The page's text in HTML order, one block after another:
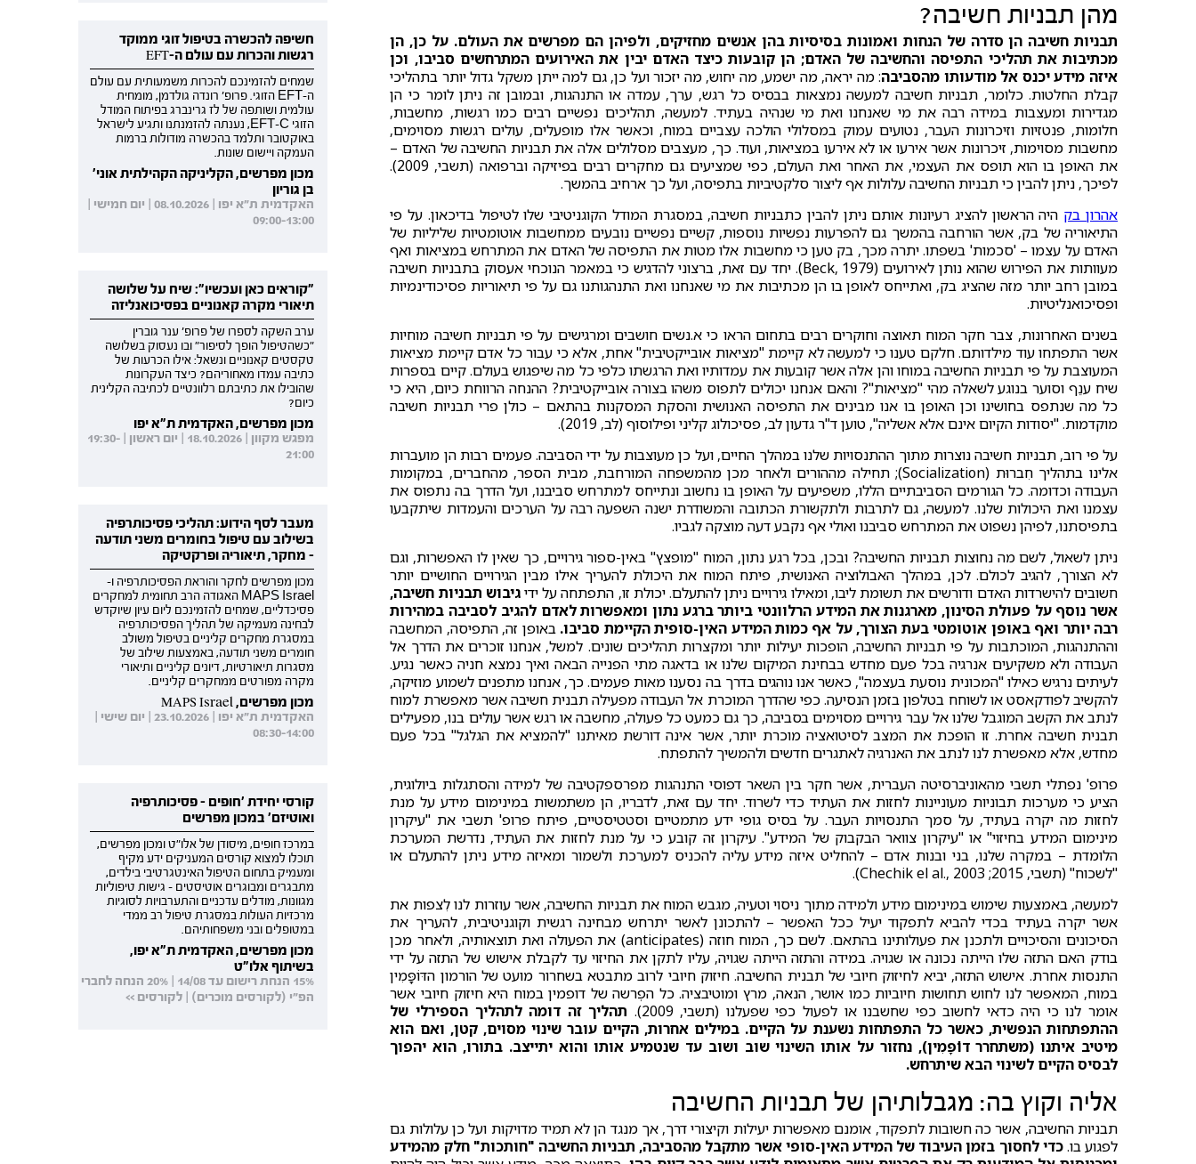
מהן תבניות חשיבה?
תבניות חשיבה הן סדרה של הנחות ואמונות בסיסיות בהן אנשים מחזיקים, ולפיהן הם מפרשים את העולם. על כן, הן
מכתיבות את תהליכי התפיסה והחשיבה של האדם; הן קובעות כיצד האדם יבין את האירועים המתרחשים סביבו, וכן
איזה מידע יכנס אל מודעותו מהסביבה: מה יראה, מה ישמע, מה יחוש, מה יזכור ועל כן, גם למה ייתן משקל גדול יותר בתהליכי
קבלת החלטות. כלומר, תבניות חשיבה למעשה נמצאות בבסיס כל רגש, ערך, עמדה או התנהגות, ובמובן זה ניתן לומר כי הן
מגדירות ומעצבות במידה רבה את מי שאנחנו ואת מי שנהיה בעתיד. למעשה, תהליכים נפשיים רבים כמו רגשות, מחשבות,
חלומות, פנטזיות וזיכרונות העבר, נטועים עמוק במסלולי הולכה עצביים במוח, וכאשר אלו מופעלים, עולים רגשות מסוימים,
מחשבות מסוימות, זיכרונות אשר אירעו או לא אירעו במציאות, ועוד. כך, מעצבים מסלולים אלה את תבניות החשיבה של האדם –
את האופן בו הוא תופס את העצמי, את האחר ואת העולם, כפי שמציעים גם מחקרים רבים בפיזיקה וברפואה (תשבי, 2009).
לפיכך, ניתן להבין כי תבניות החשיבה עלולות אף ליצור סלקטיביות בתפיסה, ועל כך ארחיב בהמשך.
אהרון בק היה הראשון להציג רעיונות אותם ניתן להבין כתבניות חשיבה, במסגרת המודל הקוגניטיבי שלו לטיפול בדיכאון. על פי
התיאוריה של בק, אשר הורחבה בהמשך גם להפרעות נפשיות נוספות, קשיים נפשיים נובעים ממחשבות אוטומטיות שליליות של
האדם על עצמו – 'סכמות' בשפתו. יתרה מכך, בק טען כי מחשבות אלו מטות את התפיסה של האדם את המתרחש במציאות ואף
מעוותות את הפירוש שהוא נותן לאירועים (Beck, 1979). יחד עם זאת, ברצוני להדגיש כי במאמר הנוכחי אעסוק בתבניות חשיבה
במובן רחב יותר מזה שהציג בק, ואתייחס לאופן בו הן מכתיבות את מי שאנחנו ואת התנהגותנו גם על פי תיאוריות פסיכודינמיות
ופסיכואנליטיות.
בשנים האחרונות, צבר חקר המוח תאוצה וחוקרים רבים בתחום הראו כי א.נשים חושבים ומרגישים על פי תבניות חשיבה מוחיות
אשר התפתחו עוד מילדותם. חלקם טענו כי למעשה לא קיימת "מציאות אובייקטיבית" אחת, אלא כי עבור כל אדם קיימת מציאות
המעוצבת על פי תבניות החשיבה במוחו והן אלה אשר קובעות את עמדותיו ואת הרגשתו כלפי כל מה שיפגוש בעולם. קיים בספרות
שיח ענֵף וסוער בנוגע לשאלה מהי "מציאות"? והאם אנחנו יכולים לתפוס משהו בצורה אובייקטיבית? ההנחה הרווחת כיום, היא כי
כל מה שנתפס בחושינו וכן האופן בו אנו מבינים את התפיסה האנושית והסקת המסקנות בהתאם – כולן פרי תבניות חשיבה
מוקדמות. "יסודות הקיום אינם אלא אשליה", טוען ד"ר גדעון לב, פסיכולוג קליני ופילוסוף (לב, 2019).
על פי רוב, תבניות חשיבה נוצרות מתוך ההתנסויות שלנו במהלך החיים, ועל כן מעוצבות על ידי הסביבה. פעמים רבות הן מועברות
אלינו בתהליך חִברוּת (Socialization); תחילה מההורים ולאחר מכן מהמשפחה המורחבת, מבית הספר, מהחברים, במקומות
העבודה וכדומה. כל הגורמים הסביבתיים הללו, משפיעים על האופן בו נחשוב ונתייחס למתרחש סביבנו, ועל הדרך בה נתפוס את
עצמנו ואת היכולות שלנו. למעשה, גם לתרבות ולתקשורת הכתובה והמשודרת ישנה השפעה רבה על הערכים והעמדות שיתקבעו
בתפיסתנו, לפיהן נשפוט את המתרחש סביבנו ואולי אף נקבע דעה מוצקה לגביו.
ניתן לשאול, לשם מה נחוצות תבניות החשיבה? ובכן, בכל רגע נתון, המוח "מופצץ" באין-ספור גירויים, כך שאין לו האפשרות, וגם
לא הצורך, להגיב לכולם. לכן, במהלך האבולוציה האנושית, פיתח המוח את היכולת להעריך אילו מבין הגירויים החושיים יותר
חשובים להישרדות האדם ודורשים את תשומת ליבו, ומאילו גירויים ניתן להתעלם. יכולת זו, התפתחה על ידיגיבוש תבניות חשיבה,
אשר נוסף על פעולת הסינון, מארגנות את המידע הרלוונטי ביותר ברגע נתון ומאפשרות לאדם להגיב לסביבה במהירות
רבה יותר ואף באופן אוטומטי בעת הצורך, על אף כמות המידע האין-סופית הקיימת סביבו. באופן זה, התפיסה, המחשבה
וההתנהגות, המוכתבות על פי תבניות החשיבה, הופכות יעילות יותר ומקצרות תהליכים שונים. למשל, אנחנו זוכרים את הדרך אל
העבודה ולא משקיעים אנרגיה בכל פעם מחדש בבחינת המיקום שלנו או בדאגה מתי הפנייה הבאה ואיך נמצא חניה כאשר נגיע.
לעיתים נרגיש כאילו "המכונית נוסעת בעצמה", כאשר אנו נוהגים בדרך בה נסענו מאות פעמים. כך, אנחנו מתפנים לשמוע מוזיקה,
להקשיב לפודקאסט או לשוחח בטלפון בזמן הנסיעה. כפי שהדרך המוכרת אל העבודה מפעילה תבנית חשיבה אשר מאפשרת למוח
לנתב את הקשב המוגבל שלנו אל עבר גירויים מסוימים בסביבה, כך גם כמעט כל פעולה, מחשבה או רגש אשר עולים בנו, מפעילים
תבנית חשיבה אחרת. זו הופכת את המצב לסיטואציה מוכרת יותר, אשר אינה דורשת מאיתנו "להמציא את הגלגל" בכל פעם
מחדש, אלא מאפשרת לנו לנתב את האנרגיה לאתגרים חדשים ולהמשיך להתפתח.
פרופ' נפתלי תשבי מהאוניברסיטה העברית, אשר חקר בין השאר דפוסי התנהגות מפרספקטיבה של למידה והסתגלות ביולוגית,
הציע כי מערכות תבוניות מעוניינות לחזות את העתיד כדי לשרוד. יחד עם זאת, לדבריו, הן משתמשות במינימום מידע על מנת
לחזות מה יקרה בעתיד, על סמך התנסויות העבר. על בסיס גופי ידע מתמטיים וסטטיסטיים, פיתח פרופ' תשבי את "עיקרון
מינימום המידע בחיזוי" או "עיקרון צוואר הבקבוק של המידע". עיקרון זה קובע כי על מנת לחזות את העתיד, נדרשת המערכת
הלומדת – במקרה שלנו, בני ובנות אדם – להחליט איזה מידע עליה להכניס למערכת ולשמור ומאיזה מידע ניתן להתעלם או
"לשכוח" (תשבי, 2015; Chechik el al., 2003).
למעשה, באמצעות שימוש במינימום מידע ולמידה מתוך ניסוי וטעיה, מגבש המוח את תבניות החשיבה, אשר עוזרות לנו לִצפות את
אשר יקרה בעתיד בכדי להביא לתפקוד יעיל ככל האפשר – להתכונן לאשר יתרחש מבחינה רגשית וקוגניטיבית, להעריך את
הסיכונים והסיכויים ולתכנן את פעולותינו בהתאם. לשם כך, המוח חוזה (anticipates) את הפעולה ואת תוצאותיה, ולאחר מכן
בודק האם התזה שלו הייתה נכונה או שגויה. במידה והתזה הייתה שגויה, עליו לתקן את החיזוי עד לקבלת אישוש של התזה על ידי
התנסות אחרת. אישוש התזה, יביא לחיזוק חיובי של תבנית החשיבה. חיזוק חיובי לרוב מתבטא בשחרור מועט של הורמון הדּוֹפָּמִין
במוח, המאפשר לנו לחוש תחושות חיוביות כמו אושר, הנאה, מרץ ומוטיבציה. כל הפְרשה של דופמין במוח היא חיזוק חיובי אשר
אומר לנו כי היה כדאי לחשוב כפי שחשבנו או לפעול כפי שפעלנו (תשבי, 2009).
תהליך זה דומה לתהליך הספירלי של
ההתפתחות הנפשית, כאשר כל התפתחות נשענת על הקיים. במילים אחרות, הקיים עובר שינוי מסוים, קטן, ואם הוא
מיטיב איתנו (משתחרר דו̇פָּמִין), נחזור על אותו השינוי שוב ושוב עד שנטמיע אותו והוא יתייצב. בתורו, הוא יהפוך
לבסיס הקיים לשינוי הבא שיתרחש.
אליה וקוץ בה: מגבלותיהן של תבניות החשיבה
תבניות החשיבה, אשר כה חשובות לתפקוד, אומנם מאפשרות יעילות וקיצורי דרך, אך מנגד הן לא תמיד מדויקות ועל כן עלולות גם
לפגוע בו.כדי לחסוך בזמן העיבוד של המידע האין-סופי אשר מתקבל מהסביבה, תבניות החשיבה "חותכות" חלק מהמידע
חשיפה להכשרה בטיפול זוגי ממוקד
רגשות והכרות עם עולם ה-EFT
שמחים להזמינכם להכרות משמעותית עם עולם
ה-EFT הזוגי. פרופ' רונדה גולדמן, מומחית
עולמית ושותפה של לז גרינברג בפיתוח המודל
הזוגי EFT-C, נענתה להזמנתנו ותגיע לישראל
באוקטובר ותלמד בהכשרה מודולות ברמות
העמקה ויישום שונות.
מכון מפרשים, הקליניקה הקהילתית אוני'
בן גוריון
האקדמית ת"א יפו | 08.10.2026 | יום חמישי |
09:00-13:00
"קוראים כאן ועכשיו": שיח על שלושה
תיאורי מקרה קאנוניים בפסיכואנליזה
ערב השקה לספרו של פרופ' ענר גוברין
"כשהטיפול הופך לסיפור" ובו נעסוק בשלושה
טקסטים קאנוניים ונשאל: אילו הכרעות של
כתיבה עמדו מאחוריהם? כיצד העקרונות
שהובילו את כתיבתם רלוונטיים לכתיבה הקלינית
כיום?
מכון מפרשים, האקדמית ת"א יפו
מפגש מקוון | 18.10.2026 | יום ראשון | 19:30-
21:00
מעבר לסף הידוע: תהליכי פסיכותרפיה
בשילוב עם טיפול בחומרים משני תודעה
- מחקר, תיאוריה ופרקטיקה
מכון מפרשים לחקר והוראת הפסיכותרפיה ו-
MAPS Israel האגודה הרב תחומית למחקרים
פסיכדליים, שמחים להזמינכם ליום עיון שיוקדש
לבחינה מעמיקה של תהליך הפסיכותרפיה
במסגרת מחקרים קליניים בטיפול משולב
חומרים משני תודעה, באמצעות שילוב של
מסגרות תיאורטיות, דיונים קליניים ותיאורי
מקרה מפורטים ממחקרים קליניים.
מכון מפרשים, MAPS Israel
האקדמית ת"א יפו | 23.10.2026 | יום שישי |
08:30-14:00
קורסי יחידת 'חופים - פסיכותרפיה
ואוטיזם' במכון מפרשים
במרכז חופים, מיסודן של אלו"ט ומכון מפרשים,
תוכלו למצוא קורסים המעניקים ידע מקיף
ומעמיק בתחום הטיפול האינטגרטיבי בילדים,
מתבגרים ומבוגרים אוטיסטים - גישות טיפוליות
מגוונות, מודלים עדכניים והתערבויות לסוגיות
מרכזיות העולות במסגרת טיפול רב ממדי
במטופלים ובני משפחותיהם.
מכון מפרשים, האקדמית ת"א יפו,
בשיתוף אלו"ט
15% הנחת רישום עד 14/08 | 20% הנחה לחברי
הפ"י (לקורסים מוכרים) | לקורסים >>